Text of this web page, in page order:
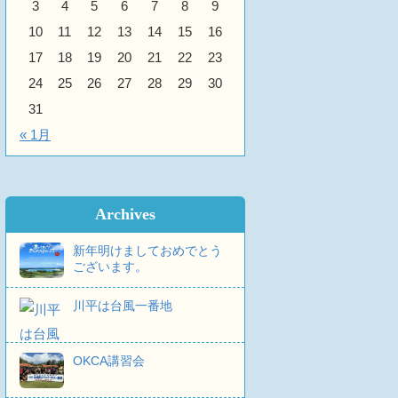
3
4 5 6 7 8
9
10
11 12 13 14 15
16
17
18 19 20 21 22
23
24
25 26 27 28 29
30
31
« 1月
Archives
新年明けましておめでとう
ございます。
川平は台風一番地
OKCA講習会